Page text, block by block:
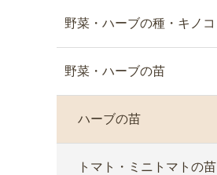
野菜・ハーブの種・キノコ
野菜・ハーブの苗
ハーブの苗
トマト・ミニトマトの苗